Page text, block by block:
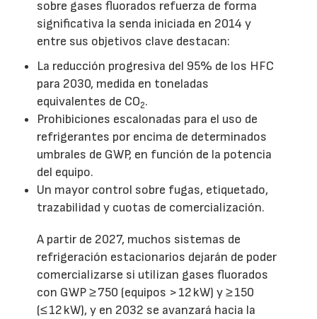
sobre gases fluorados refuerza de forma
significativa la senda iniciada en 2014 y
entre sus objetivos clave destacan:
La reducción progresiva del 95% de los HFC
para 2030, medida en toneladas
equivalentes de CO2.
Prohibiciones escalonadas para el uso de
refrigerantes por encima de determinados
umbrales de GWP, en función de la potencia
del equipo.
Un mayor control sobre fugas, etiquetado,
trazabilidad y cuotas de comercialización.
A partir de 2027, muchos sistemas de
refrigeración estacionarios dejarán de poder
comercializarse si utilizan gases fluorados
con GWP ≥ 750 (equipos > 12 kW) y ≥ 150
(≤ 12 kW), y en 2032 se avanzará hacia la